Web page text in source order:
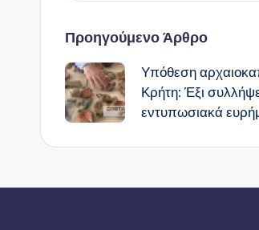
Πλοήγηση
Προηγούμενο Άρθρο
Υπόθεση
Κρήτη: Έξι
εντυπωσιακά